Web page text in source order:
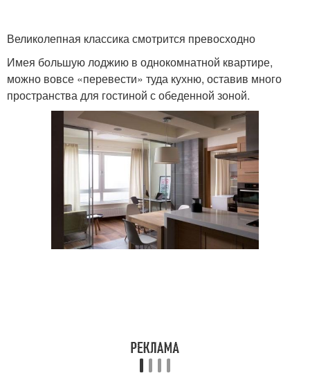
Великолепная классика смотрится превосходно
Имея большую лоджию в однокомнатной квартире,
можно вовсе «перевести» туда кухню, оставив много
пространства для гостиной с обеденной зоной.